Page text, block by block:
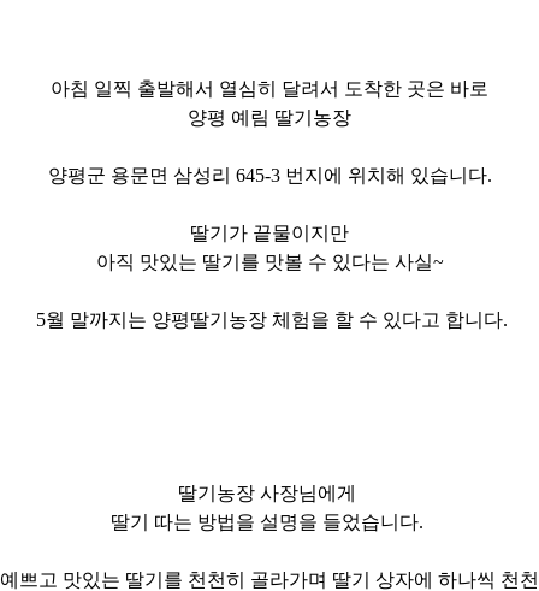
아침 일찍 출발해서 열심히 달려서 도착한 곳은 바로
양평 예림 딸기농장
양평군 용문면 삼성리 645-3 번지에 위치해 있습니다.
딸기가 끝물이지만
아직 맛있는 딸기를 맛볼 수 있다는 사실~
5월 말까지는 양평딸기농장 체험을 할 수 있다고 합니다.
딸기농장 사장님에게
딸기 따는 방법을 설명을 들었습니다.
예쁘고 맛있는 딸기를 천천히 골라가며 딸기 상자에 하나씩 천천